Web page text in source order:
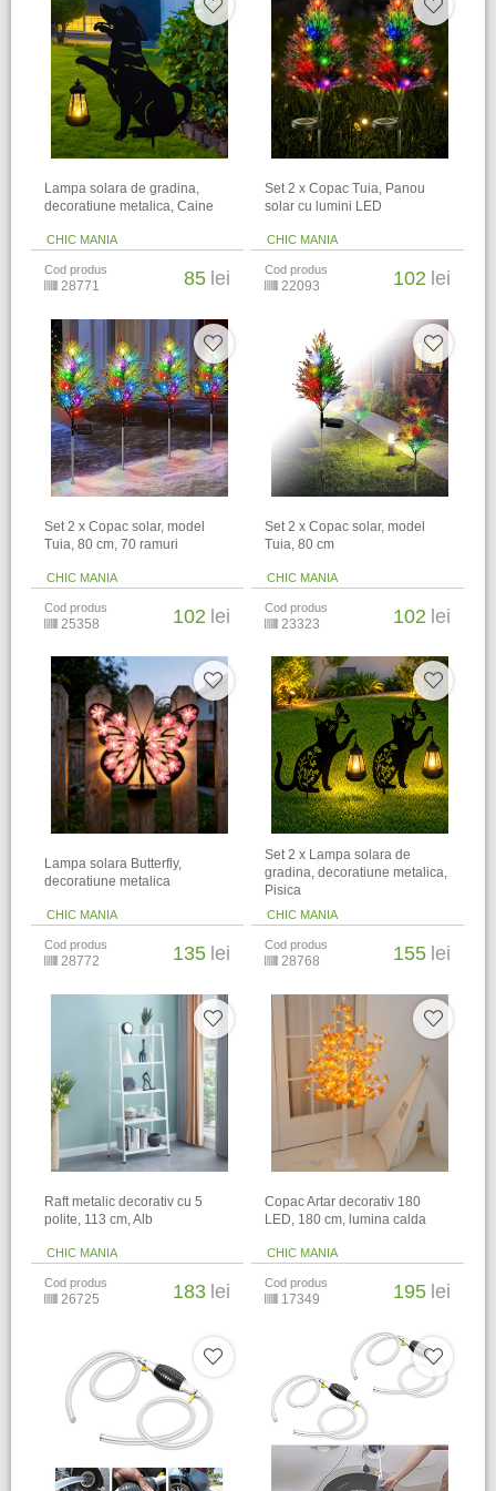
Lampa solara de gradina,
decoratiune metalica, Caine
CHIC MANIA
Cod produs
28771 85 lei
Set 2 x Copac Tuia, Panou
solar cu lumini LED
CHIC MANIA
Cod produs
22093 102 lei
Set 2 x Copac solar, model
Tuia, 80 cm, 70 ramuri
CHIC MANIA
Cod produs
25358 102 lei
Set 2 x Copac solar, model
Tuia, 80 cm
CHIC MANIA
Cod produs
23323 102 lei
Lampa solara Butterfly,
decoratiune metalica
CHIC MANIA
Cod produs
28772 135 lei
Set 2 x Lampa solara de
gradina, decoratiune metalica,
Pisica
CHIC MANIA
Cod produs
28768 155 lei
Raft metalic decorativ cu 5
polite, 113 cm, Alb
CHIC MANIA
Cod produs
26725 183 lei
Copac Artar decorativ 180
LED, 180 cm, lumina calda
CHIC MANIA
Cod produs
17349 195 lei